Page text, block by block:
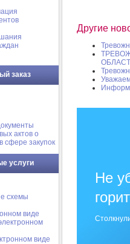
заказ
актов о
сфере закупок
услуги
схемы
виде
виде
Другие
Не